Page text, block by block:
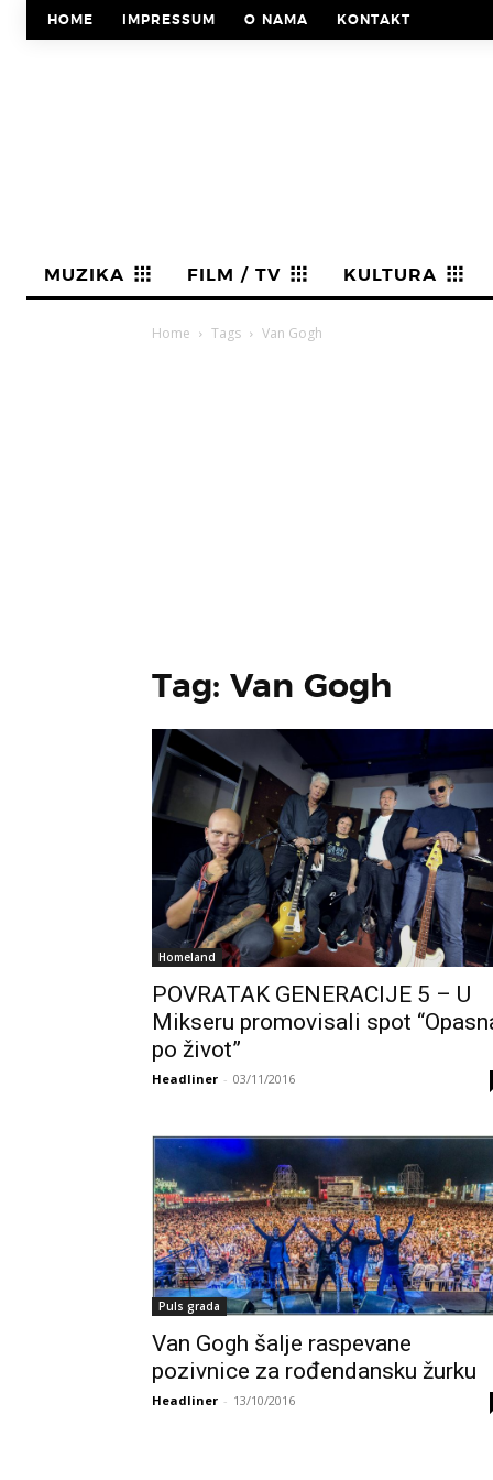
HOME IMPRESSUM O NAMA KONTAKT
MUZIKA FILM / TV KULTURA
Home Tags Van Gogh
Tag: Van Gogh
Homeland
POVRATAK GENERACIJE 5 – U
Mikseru promovisali spot
po život”
Headliner - 03/11/2016
Puls grada
Van Gogh šalje raspevane
pozivnice za rođendansku žurku
Headliner - 13/10/2016